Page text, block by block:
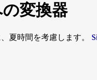
の変換器
夏時間を考慮します。